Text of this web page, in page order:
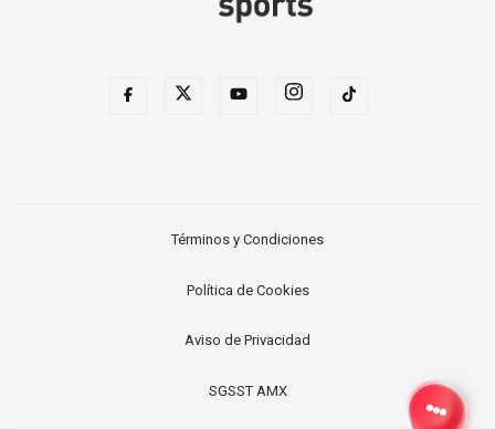
Términos y Condiciones
Política de Cookies
Aviso de Privacidad
SGSST AMX